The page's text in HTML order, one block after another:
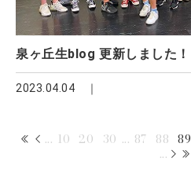
泉ヶ丘生blog 更新しました！
2023.04.04
... 10 20 30 ... 87 88 89
...